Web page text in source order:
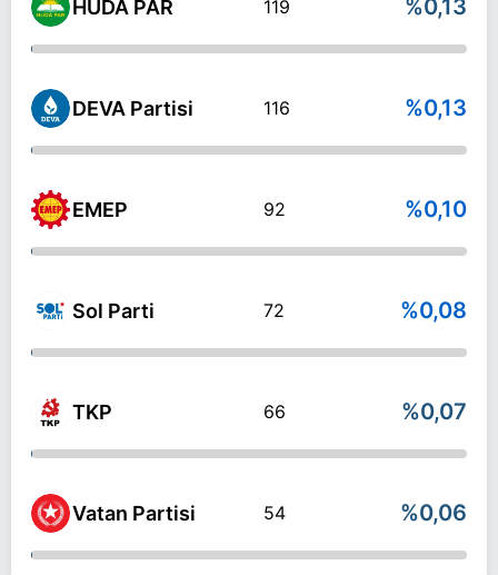
HÜDA PAR 119 %0,13
DEVA Partisi 116 %0,13
EMEP 92 %0,10
Sol Parti 72 %0,08
TKP 66 %0,07
Vatan Partisi 54 %0,06